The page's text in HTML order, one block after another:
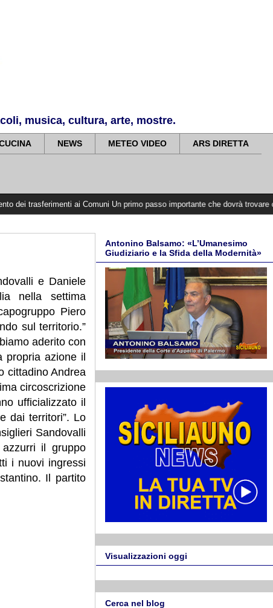
musica, cultura, arte, mostre.
NEWS METEO VIDEO ARS DIRETTA
ai Comuni Un primo passo importante che dovrà trovare continuità
e Daniele
nella settima
Piero
sul territorio.”
aderito con
propria azione il
cittadino Andrea
circoscrizione
ufficializzato il
dai territori”. Lo
Sandovalli
il gruppo
i nuovi ingressi
Il partito
Antonino Balsamo: «L’Umanesimo
Giudiziario e la Sfida della Modernità»
Visualizzazioni oggi
Cerca nel blog